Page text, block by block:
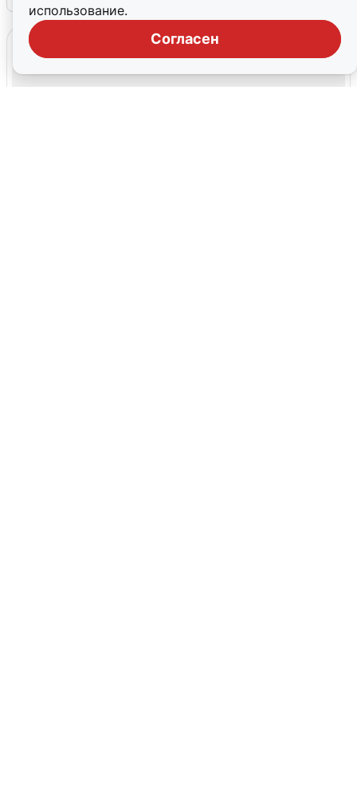
использование.
Согласен